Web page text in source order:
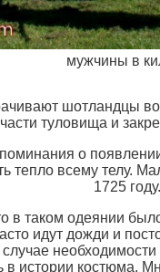
мужчины в
шотландцы
туловища и
о
тепло всему телу.
1725 году.
в таком одеянии
идут дожди и
в истории костюма.